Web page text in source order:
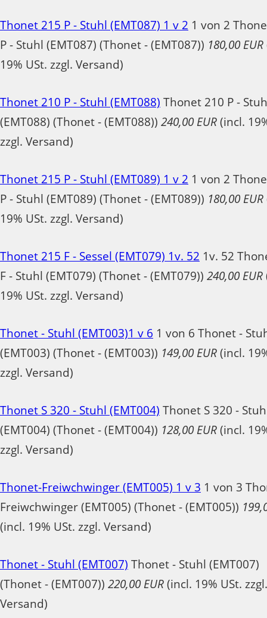
Thonet 215 P - Stuhl (EMT087) 1 v 2 1 von 2
P - Stuhl (EMT087) (Thonet - (EMT087)) 180,00 EUR
19% USt. zzgl. Versand)
Thonet 210 P - Stuhl (EMT088) Thonet 210 P -
(EMT088) (Thonet - (EMT088)) 240,00 EUR (incl.
zzgl. Versand)
Thonet 215 P - Stuhl (EMT089) 1 v 2 1 von 2
P - Stuhl (EMT089) (Thonet - (EMT089)) 180,00 EUR
19% USt. zzgl. Versand)
Thonet 215 F - Sessel (EMT079) 1v. 52 1v. 52
F - Stuhl (EMT079) (Thonet - (EMT079)) 240,00 EUR
19% USt. zzgl. Versand)
Thonet - Stuhl (EMT003)1 v 6 1 von 6 Thonet -
(EMT003) (Thonet - (EMT003)) 149,00 EUR (incl.
zzgl. Versand)
Thonet S 320 - Stuhl (EMT004) Thonet S 320 -
(EMT004) (Thonet - (EMT004)) 128,00 EUR (incl.
zzgl. Versand)
Thonet-Freiwchwinger (EMT005) 1 v 3 1 von 3
Freiwchwinger (EMT005) (Thonet - (EMT005))
(incl. 19% USt. zzgl. Versand)
Thonet - Stuhl (EMT007) Thonet - Stuhl (EMT007)
(Thonet - (EMT007)) 220,00 EUR (incl. 19% USt. zzgl.
Versand)